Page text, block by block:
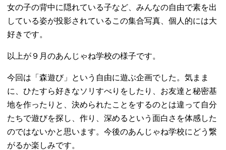
女の子の背中に隠れている子など、みんなの自由で素を出
している姿が投影されているこの集合写真、個人的には大
好きです。
以上が９月のあんじゃね学校の様子です。
今回は「森遊び」という自由に遊ぶ企画でした。気まま
に、ひたすら好きなソリすべりをしたり、お友達と秘密基
地を作ったりと、決められたことをするのとは違って自分
たちで遊びを探し、作り、深めるという面白さを体感した
のではないかと思います。今後のあんじゃね学校にどう繋
がるか楽しみです。